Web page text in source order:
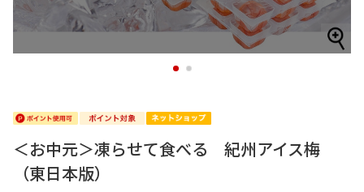
1 2
＜お中元＞凍らせて食べる 紀州アイス梅
（東日本版）